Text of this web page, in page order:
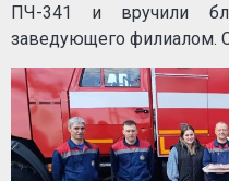
ПЧ-341 и вручили
заведующего филиалом.